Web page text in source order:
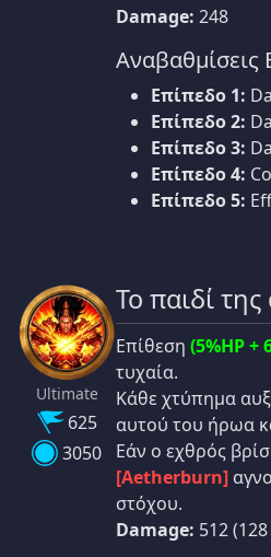
Damage: 248
Αναβαθμίσεις
Επίπεδο 1:
Επίπεδο 2:
Επίπεδο 3:
Επίπεδο 4:
Επίπεδο 5:
Ultimate
625
3050
Το παιδί
Επίθεση (5%HP +
τυχαία.
Κάθε χτύπημα
αυτού του ήρωα
Εάν ο εχθρός
[Aetherburn]
στόχου.
Damage: 512 (128